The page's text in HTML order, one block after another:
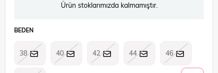
Ürün stoklarımızda kalmamıştır.
BEDEN
38 40 42 44 46